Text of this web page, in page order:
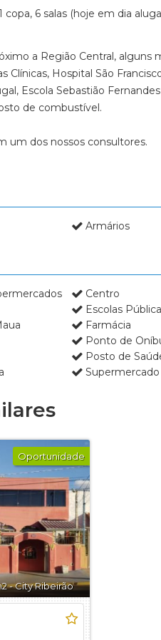
copa, 6 salas (hoje em dia
a Região Central,
Clínicas, Hospital São
Escola Sebastião
de combustível.
um dos nossos consultores.
Armários
Centro
Escolas
Farmácia
Ponto de
Posto de
Supermercado
Oportunidade
- City Ribeirão